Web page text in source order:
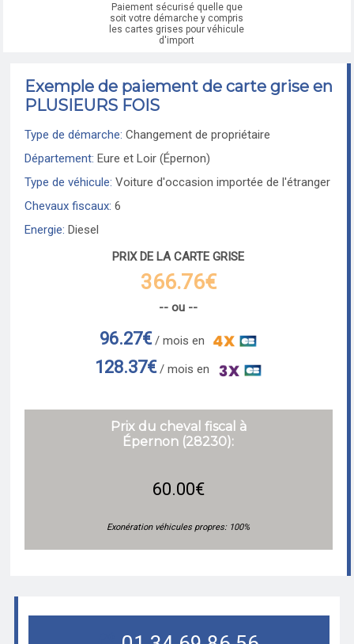
Paiement sécurisé quelle que
soit votre démarche y compris
les cartes grises pour véhicule
d'import
Exemple de paiement de carte grise en
PLUSIEURS FOIS
Type de démarche: Changement de propriétaire
Département: Eure et Loir (Épernon)
Type de véhicule: Voiture d'occasion importée de l'étranger
Chevaux fiscaux: 6
Energie: Diesel
PRIX DE LA CARTE GRISE
366.76€
-- ou --
96.27€/ mois en
128.37€/ mois en
Prix du cheval fiscal à
Épernon (28230):
60.00€
Exonération véhicules propres: 100%